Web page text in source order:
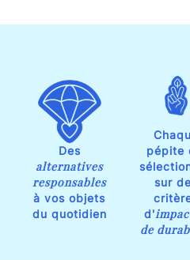
Des
alternatives
responsables
à vos objets
du quotidien
pépite
sur
d'
de